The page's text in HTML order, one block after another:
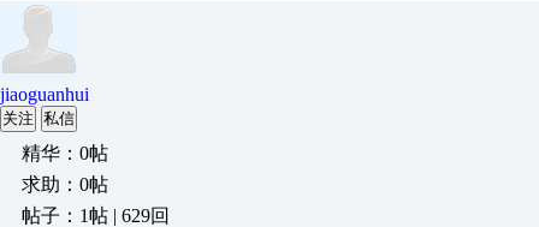
jiaoguanhui
关注 私信
精华：0帖
求助：0帖
帖子：1帖 | 629回